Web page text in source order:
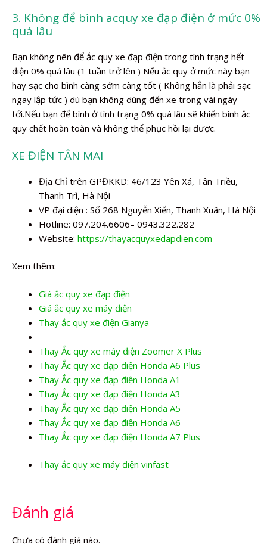
3. Không để bình acquy xe đạp điện ở mức 0%
quá lâu
Bạn không nên để ắc quy xe đạp điện trong tình trạng hết
điện 0% quá lâu (1 tuần trở lên ) Nếu ắc quy ở mức này bạn
hãy sạc cho bình càng sớm càng tốt ( Không hẳn là phải sạc
ngay lập tức ) dù bạn không dùng đến xe trong vài ngày
tới.Nếu bạn để bình ở tình trạng 0% quá lâu sẽ khiến bình ắc
quy chết hoàn toàn và không thể phục hồi lại được.
XE ĐIỆN TÂN MAI
Địa Chỉ trên GPĐKKD: 46/123 Yên Xá, Tân Triều,
Thanh Trì, Hà Nội
VP đại diện : Số 268 Nguyễn Xiển, Thanh Xuân, Hà Nội
Hotline: 097.204.6606– 0943.322.282
Website: https://thayacquyxedapdien.com
Xem thêm:
Giá ắc quy xe đạp điện
Giá ắc quy xe máy điện
Thay ắc quy xe điện Gianya
Thay Ắc quy xe máy điện Zoomer X Plus
Thay Ắc quy xe đạp điện Honda A6 Plus
Thay Ắc quy xe đạp điện Honda A1
Thay Ắc quy xe đạp điện Honda A3
Thay Ắc quy xe đạp điện Honda A5
Thay Ắc quy xe đạp điện Honda A6
Thay Ắc quy xe đạp điện Honda A7 Plus
Thay ắc quy xe máy điện vinfast
Đánh giá
Chưa có đánh giá nào.